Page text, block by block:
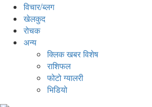
विचार/ब्लग
खेलकुद
रोचक
अन्य
क्लिक खबर विशेष
राशिफल
फोटो ग्यालरी
भिडियो